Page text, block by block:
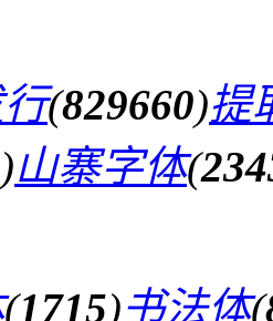
(829660)提
)山寨字体(
(1715)书法体(